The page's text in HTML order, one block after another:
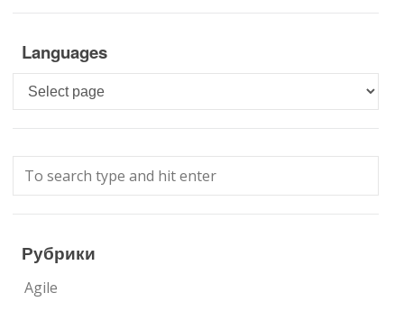
Languages
Languages
Рубрики
Agile